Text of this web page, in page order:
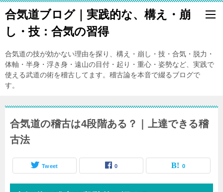
合気道ブログ｜実践的な、構え・崩
し・技：合気の習得
合気道の技が効かない理由を探り、構え・崩し・技・合気・脱力・
体軸・半身・浮き身・遠山の目付・起り・重心・姿勢など、実践で
使える武道の術を稽古してます。稽古論を本音で綴るブログで
す。
合気道の稽古は4段階ある？｜上達できる稽
古法
Tweet 0 0